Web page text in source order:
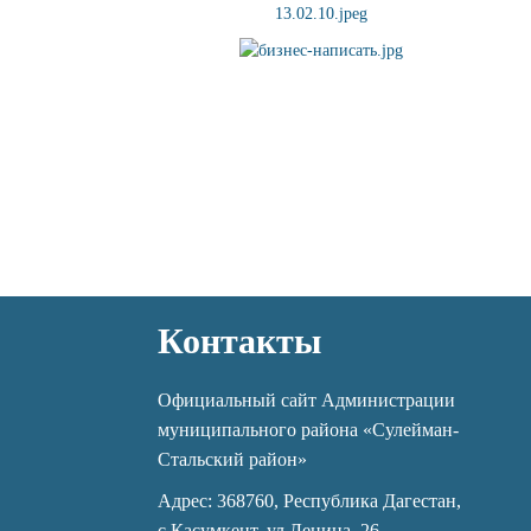
Контакты
Официальный сайт Администрации
муниципального района «Сулейман-
Стальский район»
Адрес: 368760, Республика Дагестан,